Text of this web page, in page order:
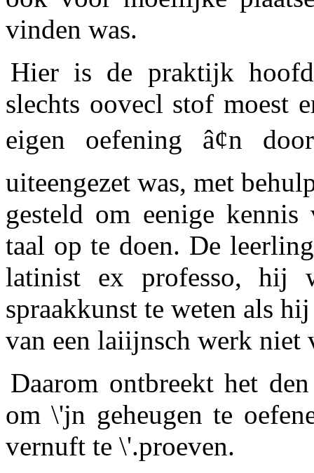
vinden was.
Hier is de praktijk
slechts oovecl stof moest
eigen oefening â¢n
uiteengezet was, met
gesteld om eenige
taal op te doen. De
latinist ex professo, hij
spraakkunst te weten als
van een laiijnsch werk niet
Daarom ontbreekt het
om \'jn geheugen te
vernuft te \'.proeven.